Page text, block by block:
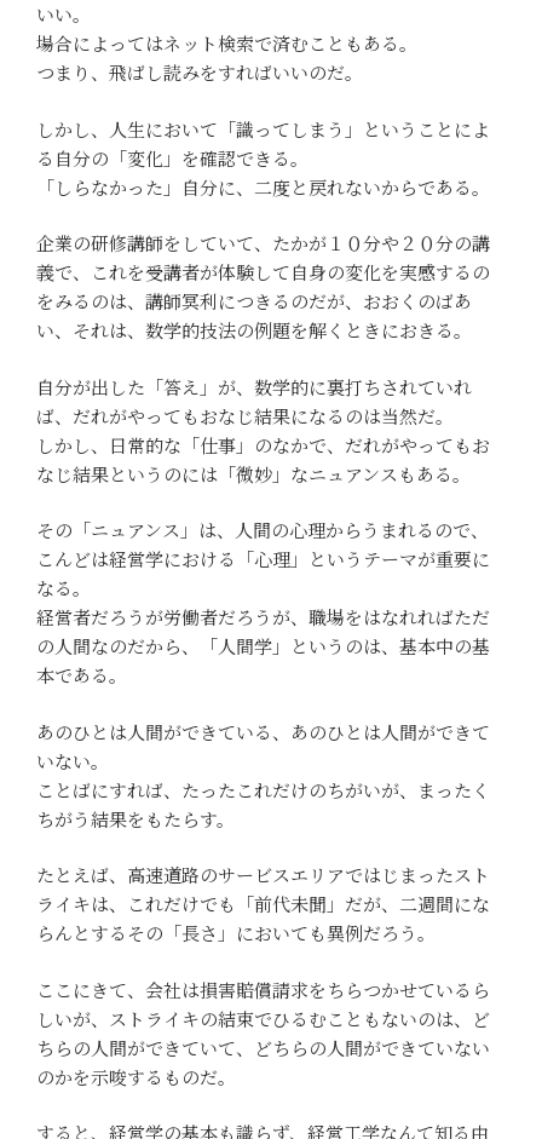
いい。
場合によってはネット検索で済むこともある。
つまり、飛ばし読みをすればいいのだ。
しかし、人生において「識ってしまう」ということによ
る自分の「変化」を確認できる。
「しらなかった」自分に、二度と戻れないからである。
企業の研修講師をしていて、たかが１０分や２０分の講
義で、これを受講者が体験して自身の変化を実感するの
をみるのは、講師冥利につきるのだが、おおくのばあ
い、それは、数学的技法の例題を解くときにおきる。
自分が出した「答え」が、数学的に裏打ちされていれ
ば、だれがやってもおなじ結果になるのは当然だ。
しかし、日常的な「仕事」のなかで、だれがやってもお
なじ結果というのには「微妙」なニュアンスもある。
その「ニュアンス」は、人間の心理からうまれるので、
こんどは経営学における「心理」というテーマが重要に
なる。
経営者だろうが労働者だろうが、職場をはなれればただ
の人間なのだから、「人間学」というのは、基本中の基
本である。
あのひとは人間ができている、あのひとは人間ができて
いない。
ことばにすれば、たったこれだけのちがいが、まったく
ちがう結果をもたらす。
たとえば、高速道路のサービスエリアではじまったスト
ライキは、これだけでも「前代未聞」だが、二週間にな
らんとするその「長さ」においても異例だろう。
ここにきて、会社は損害賠償請求をちらつかせているら
しいが、ストライキの結束でひるむこともないのは、ど
ちらの人間ができていて、どちらの人間ができていない
のかを示唆するものだ。
すると、経営学の基本も識らず、経営工学なんて知る由